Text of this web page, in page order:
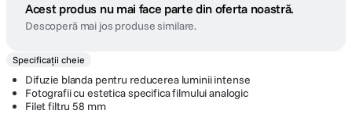
Acest produs nu mai face parte din oferta noastră.
Descoperă mai jos produse similare.
Specificații cheie
Difuzie blanda pentru reducerea luminii intense
Fotografii cu estetica specifica filmului analogic
Filet filtru 58 mm